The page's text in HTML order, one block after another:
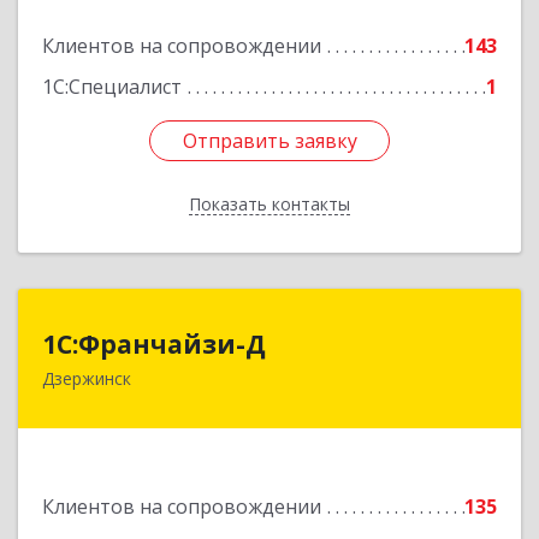
Клиентов на сопровождении
143
1С:Специалист
1
Отправить заявку
Показать контакты
Отправить заявку
Назад
1С:Франчайзи-Д
Дзержинск
Клиентов на сопровождении
135
606025, Нижегородская обл, Дзержинск г,